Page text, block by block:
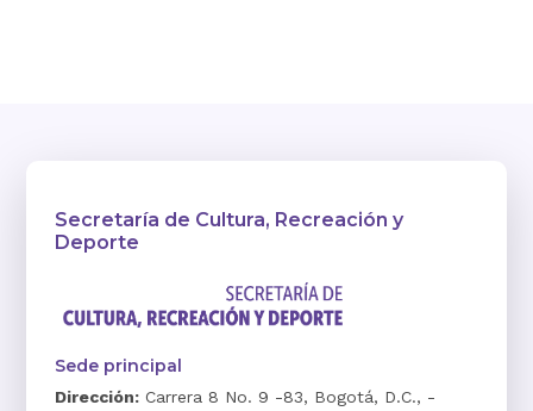
Secretaría de Cultura, Recreación y
Deporte
Sede principal
Dirección: Carrera 8 No. 9 -83, Bogotá, D.C., -